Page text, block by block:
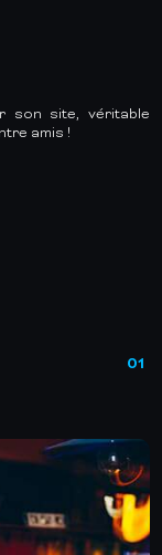
son site, véritable
amis !
01